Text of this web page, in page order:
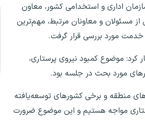
اداری و استخدامی کشور، معاون
مسئولان و معاونان مرتبط، مهم‌ترین
مورد بررسی قرار گرفت.
موضوع کمبود نیروی پرستاری،
مورد بحث در جلسه بود.
منطقه و برخی کشور‌های توسعه‌یافته
مواجه هستیم و این موضوع ضرورت